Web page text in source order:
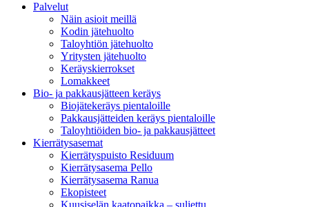
Palvelut
Näin asioit meillä
Kodin jätehuolto
Taloyhtiön jätehuolto
Yritysten jätehuolto
Keräyskierrokset
Lomakkeet
Bio- ja pakkausjätteen keräys
Biojätekeräys pientaloille
Pakkausjätteiden keräys pientaloille
Taloyhtiöiden bio- ja pakkausjätteet
Kierrätysasemat
Kierrätyspuisto Residuum
Kierrätysasema Pello
Kierrätysasema Ranua
Ekopisteet
Kuusiselän kaatopaikka – suljettu